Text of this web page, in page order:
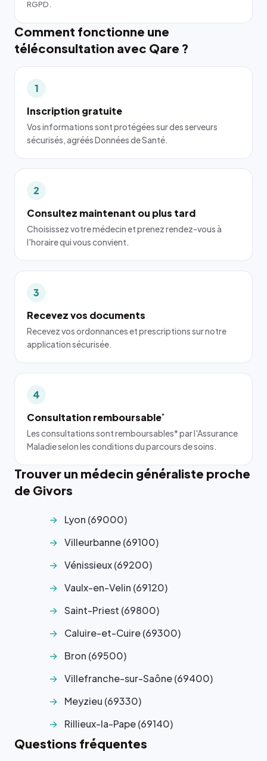
RGPD.
Comment fonctionne une
téléconsultation avec Qare ?
1
Inscription gratuite
Vos informations sont protégées sur des serveurs
sécurisés, agréés Données de Santé.
2
Consultez maintenant ou plus tard
Choisissez votre médecin et prenez rendez-vous à
l'horaire qui vous convient.
3
Recevez vos documents
Recevez vos ordonnances et prescriptions sur notre
application sécurisée.
4
Consultation remboursable*
Les consultations sont remboursables* par l'Assurance
Maladie selon les conditions du parcours de soins.
Trouver un médecin généraliste proche
de Givors
Lyon (69000)
Villeurbanne (69100)
Vénissieux (69200)
Vaulx-en-Velin (69120)
Saint-Priest (69800)
Caluire-et-Cuire (69300)
Bron (69500)
Villefranche-sur-Saône (69400)
Meyzieu (69330)
Rillieux-la-Pape (69140)
Questions fréquentes